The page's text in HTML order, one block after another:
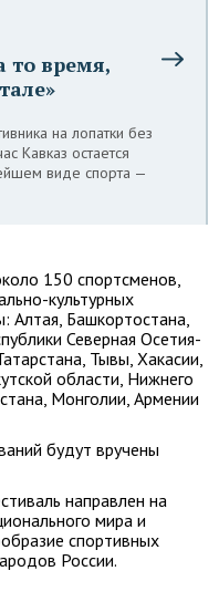
то время,
на лопатки без
Кавказ остается
виде спорта —
150 спортсменов,
культурных
Алтая, Башкортостана,
Северная Осетия-
Тывы, Хакасии,
области, Нижнего
Монголии, Армении
будут вручены
направлен на
мира и
спортивных
России.